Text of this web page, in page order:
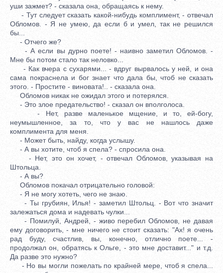
уши зажмет? - сказала она, обращаясь к нему.
- Тут следует сказать какой-нибудь комплимент, - отвечал
Обломов. - Я не умею, да если б и умел, так не решился
бы...
- Отчего же?
- А если вы дурно поете! - наивно заметил Обломов. -
Мне бы потом стало так неловко...
- Как вчера с сухарями... - вдруг вырвалось у ней, и она
сама покраснела и бог знает что дала бы, чтоб не сказать
этого. - Простите - виновата!.. - сказала она.
Обломов никак не ожидал этого и потерялся.
- Это злое предательство! - сказал он вполголоса.
- Нет, разве маленькое мщение, и то, ей-богу,
неумышленное, за то, что у вас не нашлось даже
комплимента для меня.
- Может быть, найду, когда услышу.
- А вы хотите, чтоб я спела? - спросила она.
- Нет, это он хочет, - отвечал Обломов, указывая на
Штольца.
- А вы?
Обломов покачал отрицательно головой:
- Я не могу хотеть, чего не знаю.
- Ты грубиян, Илья! - заметил Штольц. - Вот что значит
залежаться дома и надевать чулки...
- Помилуй, Андрей, - живо перебил Обломов, не давая
ему договорить, - мне ничего не стоит сказать: "Ах! я очень
рад буду, счастлив, вы, конечно, отлично поете... -
продолжал он, обратясь к Ольге, - это мне доставит..." и т.д.
Да разве это нужно?
- Но вы могли пожелать по крайней мере, чтоб я спела...